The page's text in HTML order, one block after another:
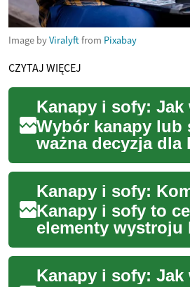
Image byViralyftfrom Pixabay
CZYTAJ WIĘCEJ
Wybór kanapy lub
ważna decyzja dla
domu. Te meble
centralnym
służąc nie tyl...
Kanapy i sofy to
elementy wystroju
salonu. Stanowią
tylko wygodne
siedzenia, ale...